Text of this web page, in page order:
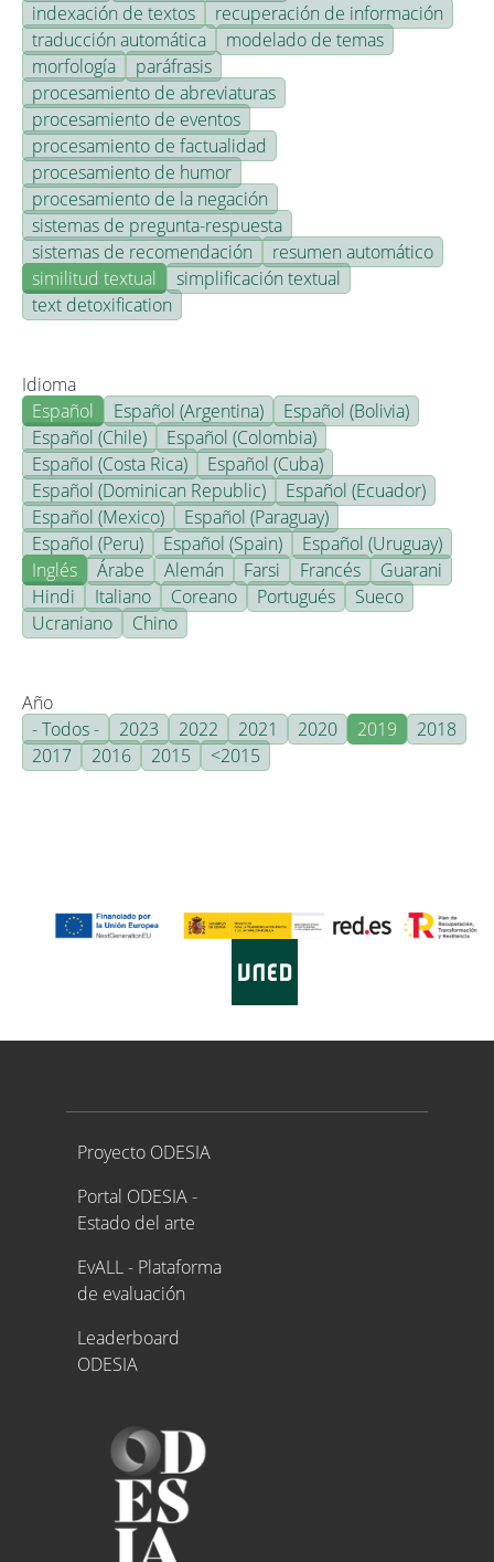
indexación de textos
recuperación de información
traducción automática
modelado de temas
morfología
paráfrasis
procesamiento de abreviaturas
procesamiento de eventos
procesamiento de factualidad
procesamiento de humor
procesamiento de la negación
sistemas de pregunta-respuesta
sistemas de recomendación
resumen automático
similitud textual
simplificación textual
text detoxification
Idioma
Español
Español (Argentina)
Español (Bolivia)
Español (Chile)
Español (Colombia)
Español (Costa Rica)
Español (Cuba)
Español (Dominican Republic)
Español (Ecuador)
Español (Mexico)
Español (Paraguay)
Español (Peru)
Español (Spain)
Español (Uruguay)
Inglés
Árabe Alemán Farsi Francés
Guarani
Hindi
Italiano Coreano Portugués
Sueco
Ucraniano
Chino
Año
- Todos -
2023 2022 2021 2020 2019
2018
2017
2016 2015 <2015
Proyecto ODESIA
Proyecto ODESIA
Portal ODESIA -
Estado del arte
EvALL - Plataforma
de evaluación
Leaderboard
ODESIA